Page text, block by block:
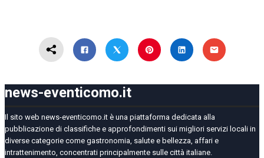
news-eventicomo.it
Il sito web news-eventicomo.it è una piattaforma dedicata alla
pubblicazione di classifiche e approfondimenti sui migliori servizi locali in
diverse categorie come gastronomia, salute e bellezza, affari e
intrattenimento, concentrati principalmente sulle città italiane.